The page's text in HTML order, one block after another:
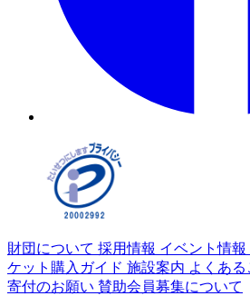
財団について 採用情報 イベント情報
ケット購入ガイド 施設案内 よくある
寄付のお願い 賛助会員募集について